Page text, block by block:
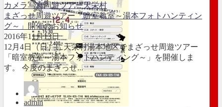
カメラ写真周遊ツアー天栄村
まざっせ周遊ツアー「暗室教室～湯本フォトハンティン
グ～」開催のお知らせ
2016年11月13日
12月4日（日）に天栄村湯本地区でまざっせ周遊ツアー
「暗室教室～湯本フォトハンティング～」を開催しま
す。 今度のまざっせ...
admin